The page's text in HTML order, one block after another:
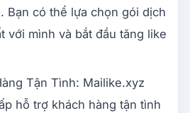
Bạn có thể lựa chọn gói dịch
với mình và bắt đầu tăng like
Tận Tình: Mailike.xyz
hỗ trợ khách hàng tận tình